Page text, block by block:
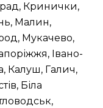
Кринички,
Малин,
Мукачево,
Івано-
Калуш, Галич,
Біла